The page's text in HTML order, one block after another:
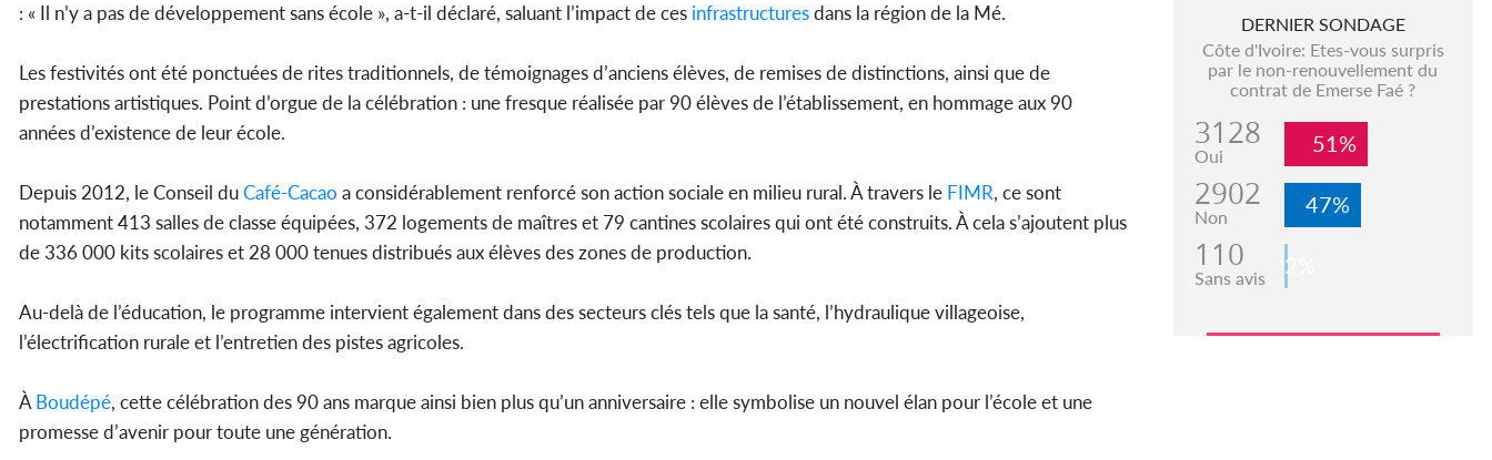
: « Il n’y a pas de développement sans école », a-t-il déclaré, saluant l’impact de ces infrastructuresdans la région de la Mé.
Les festivités ont été ponctuées de rites traditionnels, de témoignages d’anciens élèves, de remises de distinctions, ainsi que de
prestations artistiques. Point d’orgue de la célébration : une fresque réalisée par 90 élèves de l’établissement, en hommage aux 90
années d’existence de leur école.
Depuis 2012, le Conseil duCafé-Cacao a considérablement renforcé son action sociale en milieu rural. À travers le FIMR, ce sont
notamment 413 salles de classe équipées, 372 logements de maîtres et 79 cantines scolaires qui ont été construits. À cela s’ajoutent plus
de 336 000 kits scolaires et 28 000 tenues distribués aux élèves des zones de production.
Au-delà de l’éducation, le programme intervient également dans des secteurs clés tels que la santé, l’hydraulique villageoise,
l’électrification rurale et l’entretien des pistes agricoles.
ÀBoudépé, cette célébration des 90 ans marque ainsi bien plus qu’un anniversaire : elle symbolise un nouvel élan pour l’école et une
promesse d’avenir pour toute une génération.
DERNIER SONDAGE
Côte d'Ivoire: Etes-vous surpris
par le non-renouvellement du
contrat de Emerse Faé ?
3128
Oui 51%
2902
Non 47%
110
Sans avis 2%